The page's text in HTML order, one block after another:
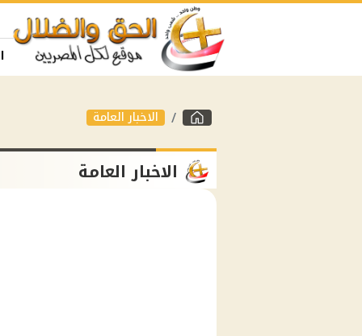
الاخبار العامة
الاخبار العامة